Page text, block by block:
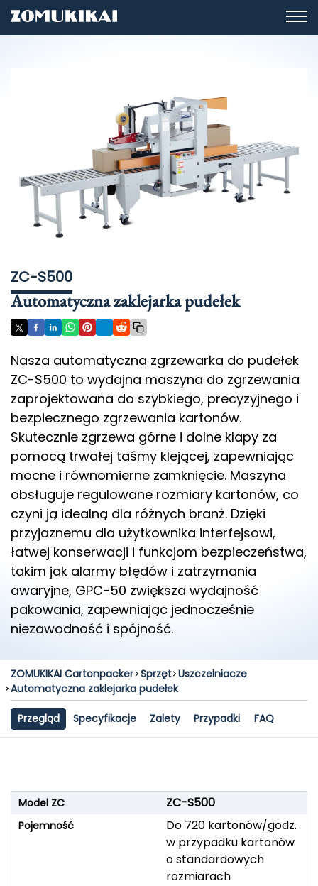
ZC-S500
Automatyczna zaklejarka pudełek
Nasza automatyczna zgrzewarka do pudełek
ZC-S500 to wydajna maszyna do zgrzewania
zaprojektowana do szybkiego, precyzyjnego i
bezpiecznego zgrzewania kartonów.
Skutecznie zgrzewa górne i dolne klapy za
pomocą trwałej taśmy klejącej, zapewniając
mocne i równomierne zamknięcie. Maszyna
obsługuje regulowane rozmiary kartonów, co
czyni ją idealną dla różnych branż. Dzięki
przyjaznemu dla użytkownika interfejsowi,
łatwej konserwacji i funkcjom bezpieczeństwa,
takim jak alarmy błędów i zatrzymania
awaryjne, GPC-50 zwiększa wydajność
pakowania, zapewniając jednocześnie
niezawodność i spójność.
ZOMUKIKAI Cartonpacker Sprzęt Uszczelniacze
Automatyczna zaklejarka pudełek
Przegląd Specyfikacje Zalety Przypadki FAQ
Model ZC ZC-S500
Pojemność
Do 720 kartonów/godz.
w przypadku kartonów
o standardowych
rozmiarach